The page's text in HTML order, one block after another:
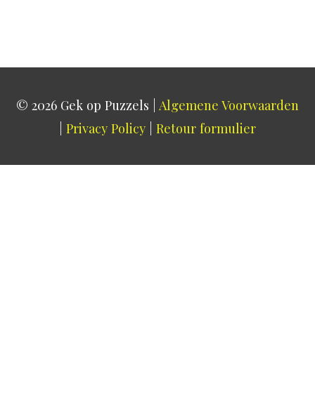
© 2026 Gek op Puzzels
Algemene Voorwaarden
Privacy Policy Retour formulier